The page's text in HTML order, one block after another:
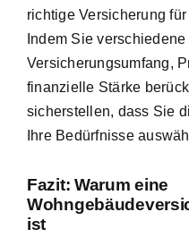
richtige Versicherung
Indem Sie
Versicherungsumfang,
finanzielle Stärke
sicherstellen, dass Sie
Ihre Bedürfnisse
Fazit: Warum eine
ist